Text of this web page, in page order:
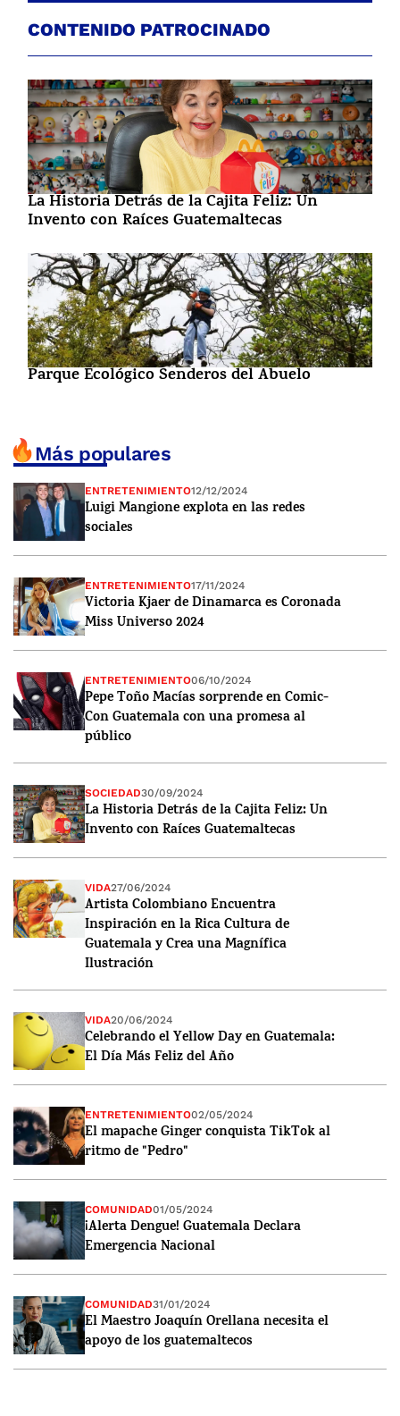
CONTENIDO PATROCINADO
La Historia Detrás de la Cajita Feliz: Un
Invento con Raíces Guatemaltecas
Parque Ecológico Senderos del Abuelo
Más populares
ENTRETENIMIENTO12/12/2024
Luigi Mangione explota en las redes
sociales
ENTRETENIMIENTO17/11/2024
Victoria Kjaer de Dinamarca es Coronada
Miss Universo 2024
ENTRETENIMIENTO06/10/2024
Pepe Toño Macías sorprende en Comic-
Con Guatemala con una promesa al
público
SOCIEDAD30/09/2024
La Historia Detrás de la Cajita Feliz: Un
Invento con Raíces Guatemaltecas
VIDA27/06/2024
Artista Colombiano Encuentra
Inspiración en la Rica Cultura de
Guatemala y Crea una Magnífica
Ilustración
VIDA20/06/2024
Celebrando el Yellow Day en Guatemala:
El Día Más Feliz del Año
ENTRETENIMIENTO02/05/2024
El mapache Ginger conquista TikTok al
ritmo de "Pedro"
COMUNIDAD01/05/2024
¡Alerta Dengue! Guatemala Declara
Emergencia Nacional
COMUNIDAD31/01/2024
El Maestro Joaquín Orellana necesita el
apoyo de los guatemaltecos